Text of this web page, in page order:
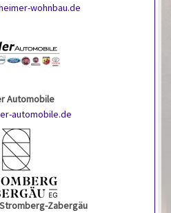
wohnbau.de
Automobile
automobile.de
Zabergäu